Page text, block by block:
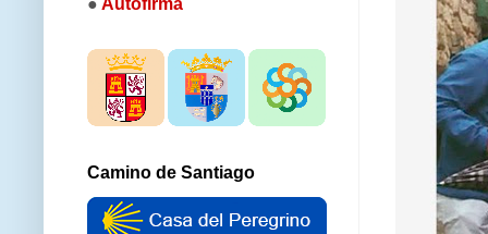
● Autofirma
Camino de Santiago